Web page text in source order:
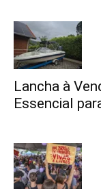
Lancha à
Essencial